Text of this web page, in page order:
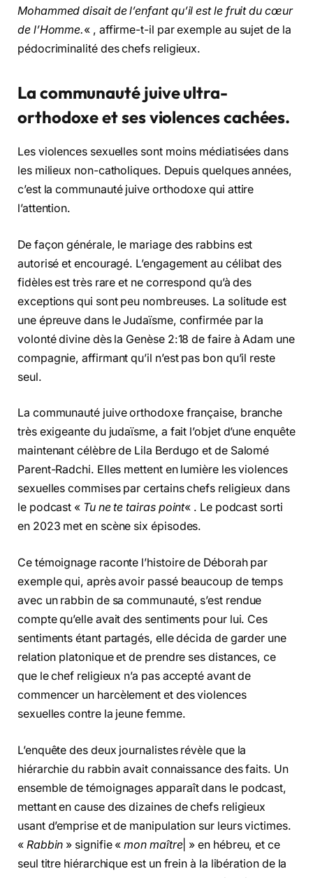
Mohammed disait de l’enfant qu’il est le fruit du cœur
de l’Homme.« , affirme-t-il par exemple au sujet de la
pédocriminalité des chefs religieux.
La communauté juive ultra-
orthodoxeet ses violences cachées.
Les violences sexuelles sont moins médiatisées dans
les milieux non-catholiques. Depuis quelques années,
c’est la communauté juive orthodoxe qui attire
l’attention.
De façon générale, le mariage des rabbins est
autorisé et encouragé. L’engagement au célibat des
fidèles est très rare et ne correspond qu’à des
exceptions qui sont peu nombreuses. La solitude est
une épreuve dans le Judaïsme, confirmée par la
volonté divine dès la Genèse 2:18 de faire à Adam une
compagnie, affirmant qu’il n’est pas bon qu’il reste
seul.
La communauté juive orthodoxe française, branche
très exigeante du judaïsme, a fait l’objet d’une enquête
maintenant célèbre de Lila Berdugo et de Salomé
Parent-Radchi. Elles mettent en lumière les violences
sexuelles commises par certains chefs religieux dans
le podcast « Tu ne te tairas point« . Le podcast sorti
en 2023 met en scène six épisodes.
Ce témoignage raconte l’histoire de Déborah par
exemple qui, après avoir passé beaucoup de temps
avec un rabbin de sa communauté, s’est rendue
compte qu’elle avait des sentiments pour lui. Ces
sentiments étant partagés, elle décida de garder une
relation platonique et de prendre ses distances, ce
que le chef religieux n’a pas accepté avant de
commencer un harcèlement et des violences
sexuelles contre la jeune femme.
L’enquête des deux journalistes révèle que la
hiérarchie du rabbin avait connaissance des faits. Un
ensemble de témoignages apparaît dans le podcast,
mettant en cause des dizaines de chefs religieux
usant d’emprise et de manipulation sur leurs victimes.
« Rabbin » signifie «mon maître| » en hébreu, et ce
seul titre hiérarchique est un frein à la libération de la